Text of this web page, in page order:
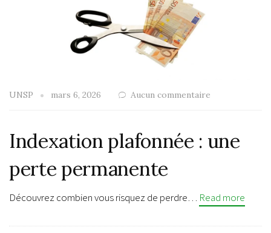
UNSP mars 6, 2026 Aucun commentaire
Indexation plafonnée : une
perte permanente
Découvrez combien vous risquez de perdre… Read more